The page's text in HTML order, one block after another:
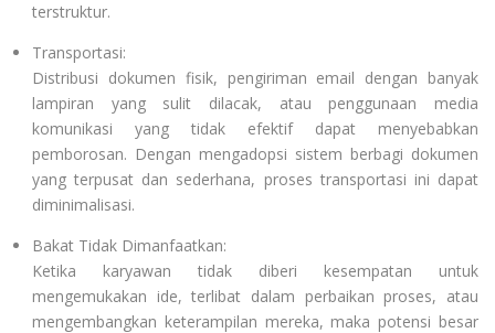
terstruktur.
Transportasi:
Distribusi dokumen fisik, pengiriman email dengan banyak
lampiran yang sulit dilacak, atau penggunaan media
komunikasi yang tidak efektif dapat menyebabkan
pemborosan. Dengan mengadopsi sistem berbagi dokumen
yang terpusat dan sederhana, proses transportasi ini dapat
diminimalisasi.
Bakat Tidak Dimanfaatkan:
Ketika karyawan tidak diberi kesempatan untuk
mengemukakan ide, terlibat dalam perbaikan proses, atau
mengembangkan keterampilan mereka, maka potensi besar